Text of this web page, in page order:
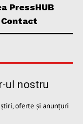
PressHUB
Contact
ul nostru
oferte și anunțuri